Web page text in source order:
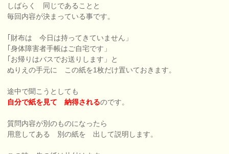
しばらく 同じであることと
毎回内容が決まっている事です。
｢財布は 今日は持ってきていません」
｢身体障害者手帳はご自宅です」
｢お帰りはバスでお送りします」と
ぬりえの手元に この紙を1枚だけ置いておきます。
途中で聞こうとしても
自分で紙を見て 納得されるのです。
質問内容が別のものになったら
用意してある 別の紙を 出して説明します。